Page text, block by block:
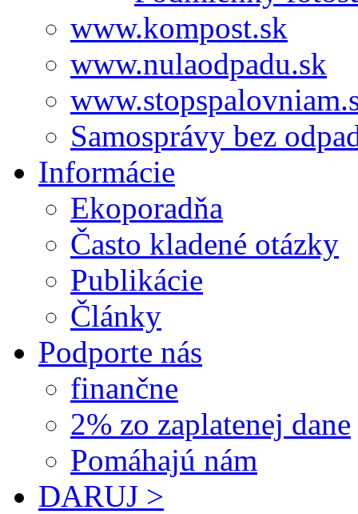
www.kompost.sk
www.nulaodpadu.sk
Samosprávy bez
Informácie
Ekoporadňa
Často kladené otázky
Publikácie
Články
Podporte nás
finančne
2% zo zaplatenej dane
Pomáhajú nám
DARUJ >